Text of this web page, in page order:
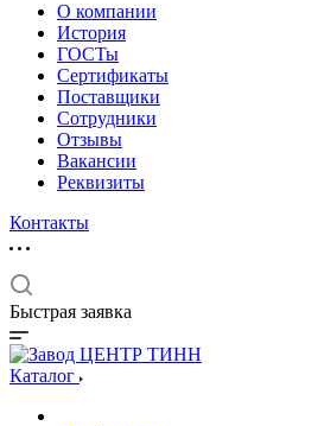
О компании
История
ГОСТы
Сертификаты
Поставщики
Сотрудники
Отзывы
Вакансии
Реквизиты
Контакты
Быстрая заявка
Каталог